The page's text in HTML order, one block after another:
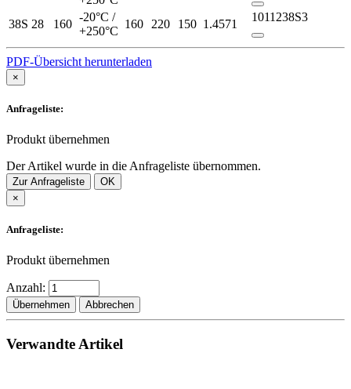
38S 28 160
-20°C /
+250°C
160 220 150 1.4571
1011238S3
PDF-Übersicht herunterladen
×
Anfrageliste:
Produkt übernehmen
Der Artikel wurde in die Anfrageliste übernommen.
Zur Anfrageliste
OK
×
Anfrageliste:
Produkt übernehmen
Anzahl:
Übernehmen Abbrechen
Verwandte Artikel